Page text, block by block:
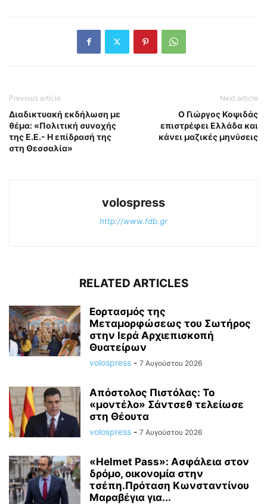
Previous article
Διαδικτυακή εκδήλωση με
θέμα: «Πολιτική συνοχής
της Ε.Ε.- Η επίδρασή της
στη Θεσσαλία»
Next article
Ο Γιώργος Κοψιδάς
επιστρέφει Ελλάδα και
κάνει μαζικές μηνύσεις
volospress
http://www.fdb.gr
RELATED ARTICLES
Εορτασμός της
Μεταμορφώσεως του Σωτήρος
στην Ιερά Αρχιεπισκοπή
Θυατείρων
volospress - 7 Αυγούστου 2026
Απόστολος Πιστόλας: Το
«μοντέλο» Σάντσεθ τελείωσε
στη Θέουτα
volospress - 7 Αυγούστου 2026
«Helmet Pass»: Ασφάλεια στον
δρόμο, οικονομία στην
τσέπη.Πρόταση Κωνσταντίνου
Μαραβέγια για...